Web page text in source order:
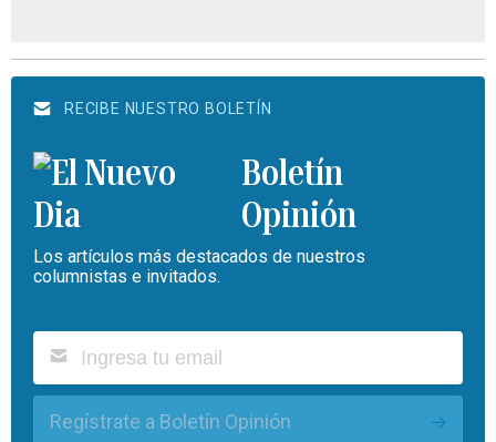
RECIBE NUESTRO BOLETÍN
Boletín
Opinión
Los artículos más destacados de nuestros
columnistas e invitados.
Regístrate a Boletín Opinión